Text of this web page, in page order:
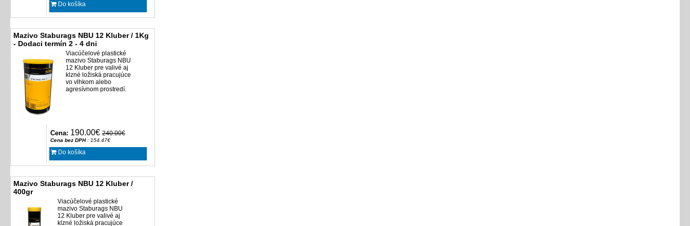
Do košíka
Mazivo Staburags NBU 12 Kluber / 1Kg
- Dodaci termín 2 - 4 dni
Viacúčelové plastické
mazivo Staburags NBU
12 Kluber pre valivé aj
klzné ložiská pracujúce
vo vlhkom alebo
agresívnom prostredí.
Cena: 190.00€ 240.00€
Cena bez DPH: 154.47€
Do košíka
Mazivo Staburags NBU 12 Kluber /
400gr
Viacúčelové plastické
mazivo Staburags NBU
12 Kluber pre valivé aj
klzné ložiská pracujúce